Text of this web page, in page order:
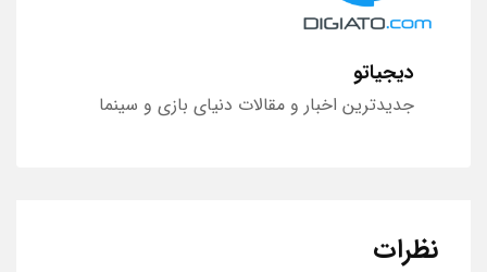
دیجیاتو
جدیدترین اخبار و مقالات دنیای بازی و سینما
نظرات